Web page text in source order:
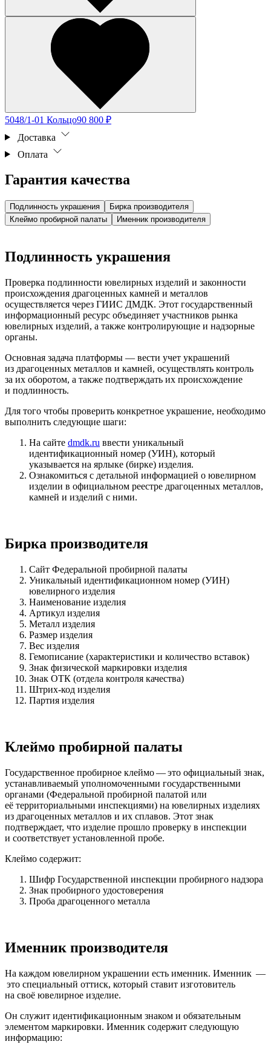
5048/1-01 Кольцо90 800 ₽
Доставка
Оплата
Гарантия качества
Подлинность украшения
Бирка производителя
Клеймо пробирной палаты
Именник производителя
Подлинность украшения
Проверка подлинности ювелирных изделий и законности
происхождения драгоценных камней и металлов
осуществляется через ГИИС ДМДК. Этот государственный
информационный ресурс объединяет участников рынка
ювелирных изделий, а также контролирующие и надзорные
органы.
Основная задача платформы — вести учет украшений
из драгоценных металлов и камней, осуществлять контроль
за их оборотом, а также подтверждать их происхождение
и подлинность.
Для того чтобы проверить конкретное украшение, необходимо
выполнить следующие шаги:
На сайте dmdk.ru ввести уникальный
идентификационный номер (УИН), который
указывается на ярлыке (бирке) изделия.
Ознакомиться с детальной информацией о ювелирном
изделии в официальном реестре драгоценных металлов,
камней и изделий с ними.
Бирка производителя
Сайт Федеральной пробирной палаты
Уникальный идентификационном номер (УИН)
ювелирного изделия
Наименование изделия
Артикул изделия
Металл изделия
Размер изделия
Вес изделия
Гемописание (характеристики и количество вставок)
Знак физической маркировки изделия
Знак ОТК (отдела контроля качества)
Штрих-код изделия
Партия изделия
Клеймо пробирной палаты
Государственное пробирное клеймо — это официальный знак,
устанавливаемый уполномоченными государственными
органами (Федеральной пробирной палатой или
её территориальными инспекциями) на ювелирных изделиях
из драгоценных металлов и их сплавов. Этот знак
подтверждает, что изделие прошло проверку в инспекции
и соответствует установленной пробе.
Клеймо содержит:
Шифр Государственной инспекции пробирного надзора
Знак пробирного удостоверения
Проба драгоценного металла
Именник производителя
На каждом ювелирном украшении есть именник. Именник —
это специальный оттиск, который ставит изготовитель
на своё ювелирное изделие.
Он служит идентификационным знаком и обязательным
элементом маркировки. Именник содержит следующую
информацию: